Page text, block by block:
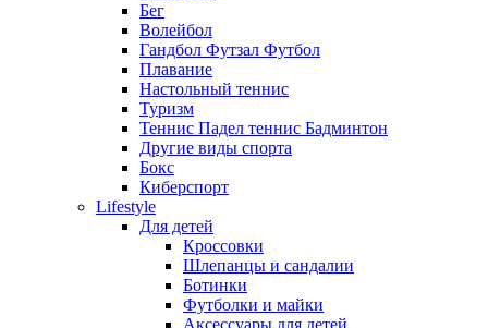
Бег
Волейбол
Гандбол Футзал Футбол
Плавание
Настольный теннис
Туризм
Теннис Падел теннис Бадминтон
Другие виды спорта
Бокс
Киберспорт
Lifestyle
Для детей
Кроссовки
Шлепанцы и сандалии
Ботинки
Футболки и майки
Аксессуары для детей